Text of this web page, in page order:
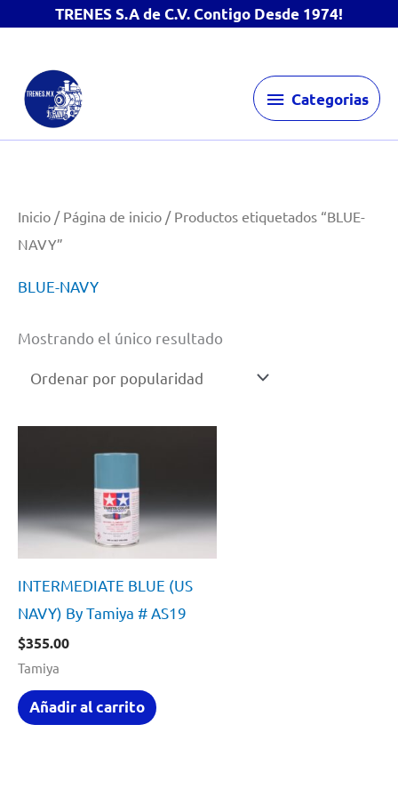
TRENES S.A de C.V. Contigo Desde 1974!
contenido
Categorias
Categorias
Inicio / Página de inicio / Productos etiquetados “BLUE-
NAVY”
BLUE-NAVY
Mostrando el único resultado
INTERMEDIATE BLUE (US
NAVY) By Tamiya # AS19
$355.00
Tamiya
Añadir al carrito